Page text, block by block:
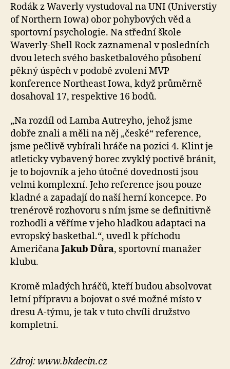
Rodák z Waverly vystudoval na UNI (Universtiy
of Northern Iowa) obor pohybových věd a
sportovní psychologie. Na střední škole
Waverly-Shell Rock zaznamenal v posledních
dvou letech svého basketbalového působení
pěkný úspěch v podobě zvolení MVP
konference Northeast Iowa, když průměrně
dosahoval 17, respektive 16 bodů.
„Na rozdíl od Lamba Autreyho, jehož jsme
dobře znali a měli na něj „české“ reference,
jsme pečlivě vybírali hráče na pozici 4. Klint je
atleticky vybavený borec zvyklý poctivě bránit,
je to bojovník a jeho útočné dovednosti jsou
velmi komplexní. Jeho reference jsou pouze
kladné a zapadají do naší herní koncepce. Po
trenérově rozhovoru s ním jsme se definitivně
rozhodli a věříme v jeho hladkou adaptaci na
evropský basketbal.“, uvedl k příchodu
AmeričanaJakub Důra, sportovní manažer
klubu.
Kromě mladých hráčů, kteří budou absolvovat
letní přípravu a bojovat o své možné místo v
dresu A-týmu, je tak v tuto chvíli družstvo
kompletní.
Zdroj: www.bkdecin.cz